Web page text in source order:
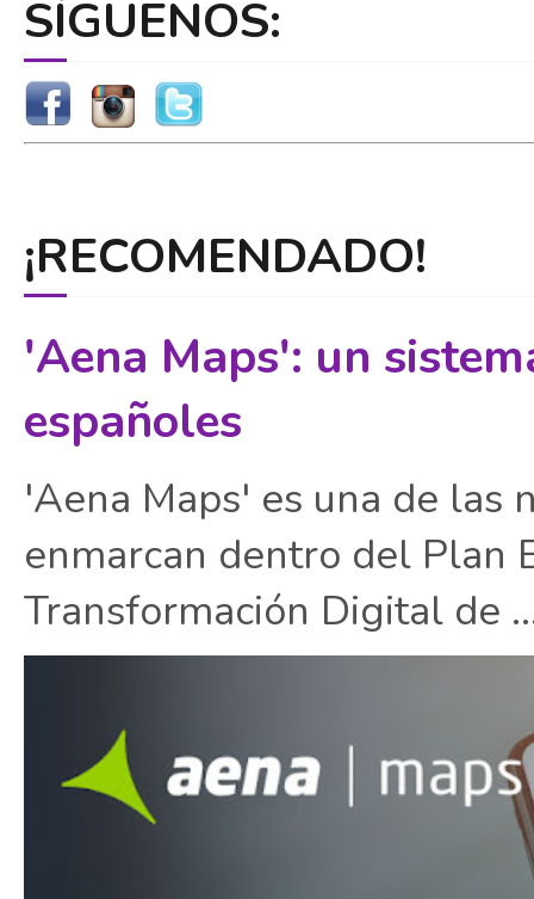
SÍGUENOS:
¡RECOMENDADO!
'Aena Maps': un
españoles
'Aena Maps' es una de las
enmarcan dentro del Plan
Transformación Digital de